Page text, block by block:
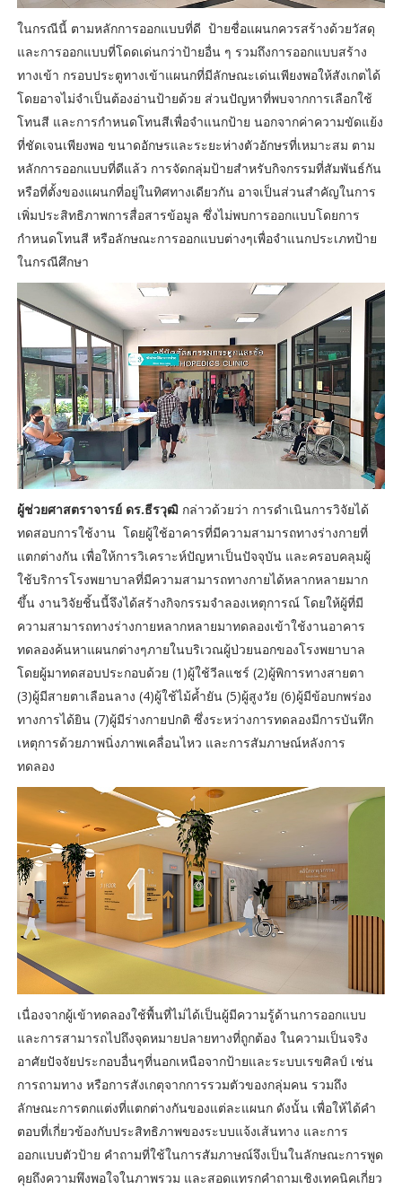
ในกรณีนี้ ตามหลักการออกแบบที่ดี ป้ายชื่อแผนกควรสร้างด้วยวัสดุ
และการออกแบบที่โดดเด่นกว่าป้ายอื่น ๆ รวมถึงการออกแบบสร้าง
ทางเข้า กรอบประตูทางเข้าแผนกที่มีลักษณะเด่นเพียงพอให้สังเกตได้
โดยอาจไม่จำเป็นต้องอ่านป้ายด้วย ส่วนปัญหาที่พบจากการเลือกใช้
โทนสี และการกำหนดโทนสีเพื่อจำแนกป้าย นอกจากค่าความขัดแย้ง
ที่ชัดเจนเพียงพอ ขนาดอักษรและระยะห่างตัวอักษรที่เหมาะสม ตาม
หลักการออกแบบที่ดีแล้ว การจัดกลุ่มป้ายสำหรับกิจกรรมที่สัมพันธ์กัน
หรือที่ตั้งของแผนกที่อยู่ในทิศทางเดียวกัน อาจเป็นส่วนสำคัญในการ
เพิ่มประสิทธิภาพการสื่อสารข้อมูล ซึ่งไม่พบการออกแบบโดยการ
กำหนดโทนสี หรือลักษณะการออกแบบต่างๆเพื่อจำแนกประเภทป้าย
ในกรณีศึกษา
ผู้ช่วยศาสตราจารย์ ดร.ธีรวุฒิกล่าวด้วยว่า การดำเนินการวิจัยได้
ทดสอบการใช้งาน โดยผู้ใช้อาคารที่มีความสามารถทางร่างกายที่
แตกต่างกัน เพื่อให้การวิเคราะห์ปัญหาเป็นปัจจุบัน และครอบคลุมผู้
ใช้บริการโรงพยาบาลที่มีความสามารถทางกายได้หลากหลายมาก
ขึ้น งานวิจัยชิ้นนี้จึงได้สร้างกิจกรรมจำลองเหตุการณ์ โดยให้ผู้ที่มี
ความสามารถทางร่างกายหลากหลายมาทดลองเข้าใช้งานอาคาร
ทดลองค้นหาแผนกต่างๆภายในบริเวณผู้ป่วยนอกของโรงพยาบาล
โดยผู้มาทดสอบประกอบด้วย (1)ผู้ใช้วีลแชร์ (2)ผู้พิการทางสายตา
(3)ผู้มีสายตาเลือนลาง (4)ผู้ใช้ไม้ค้ำยัน (5)ผู้สูงวัย (6)ผู้มีข้อบกพร่อง
ทางการได้ยิน (7)ผู้มีร่างกายปกติ ซึ่งระหว่างการทดลองมีการบันทึก
เหตุการด้วยภาพนิ่งภาพเคลื่อนไหว และการสัมภาษณ์หลังการ
ทดลอง
เนื่องจากผู้เข้าทดลองใช้พื้นที่ไม่ได้เป็นผู้มีความรู้ด้านการออกแบบ
และการสามารถไปถึงจุดหมายปลายทางที่ถูกต้อง ในความเป็นจริง
อาศัยปัจจัยประกอบอื่นๆที่นอกเหนือจากป้ายและระบบเรขศิลป์ เช่น
การถามทาง หรือการสังเกตุจากการรวมตัวของกลุ่มคน รวมถึง
ลักษณะการตกแต่งที่แตกต่างกันของแต่ละแผนก ดังนั้น เพื่อให้ได้คำ
ตอบที่เกี่ยวข้องกับประสิทธิภาพของระบบแจ้งเส้นทาง และการ
ออกแบบตัวป้าย คำถามที่ใช้ในการสัมภาษณ์จึงเป็นในลักษณะการพูด
คุยถึงความพึงพอใจในภาพรวม และสอดแทรกคำถามเชิงเทคนิคเกี่ยว